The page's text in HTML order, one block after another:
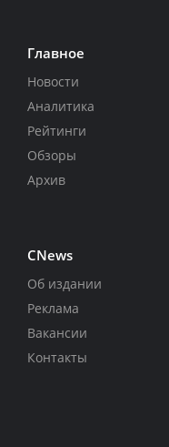
Главное
Новости
Аналитика
Рейтинги
Обзоры
Архив
CNews
Об издании
Реклама
Вакансии
Контакты